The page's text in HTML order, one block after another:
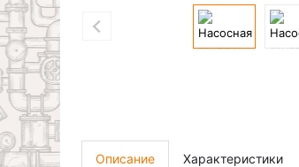
Описание Характеристики